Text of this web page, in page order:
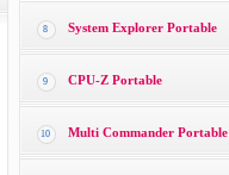
8 System Explorer Portable
9 CPU-Z Portable
10 Multi Commander Portable